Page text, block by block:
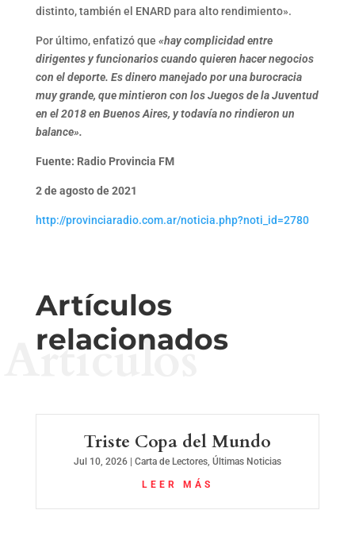
distinto, también el ENARD para alto rendimiento».
Por último, enfatizó que «hay complicidad entre
dirigentes y funcionarios cuando quieren hacer negocios
con el deporte. Es dinero manejado por una burocracia
muy grande, que mintieron con los Juegos de la Juventud
en el 2018 en Buenos Aires, y todavía no rindieron un
balance».
Fuente: Radio Provincia FM
2 de agosto de 2021
http://provinciaradio.com.ar/noticia.php?noti_id=2780
Artículos
relacionados
Artículos
Triste Copa del Mundo
Jul 10, 2026| Carta de Lectores, Últimas Noticias
LEER MÁS